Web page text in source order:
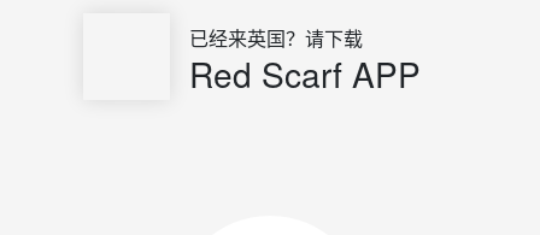
已经来英国？请下载
Red Scarf APP